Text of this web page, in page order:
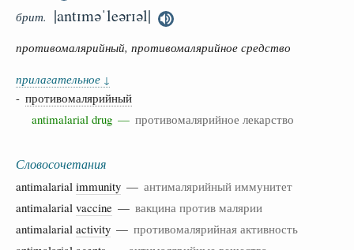
брит. |antɪməˈleərɪəl|
противомалярийный, противомалярийное средство
прилагательное ↓
- противомалярийный
antimalarial drug — противомалярийное лекарство
Словосочетания
antimalarial immunity — антималярийный иммунитет
antimalarial vaccine — вакцина против малярии
antimalarial activity — противомалярийная активность